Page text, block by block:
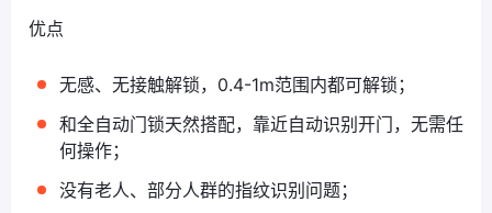
优点
无感、无接触解锁，0.4-1m范围内都可解锁；
和全自动门锁天然搭配，靠近自动识别开门，无需任
何操作；
没有老人、部分人群的指纹识别问题；